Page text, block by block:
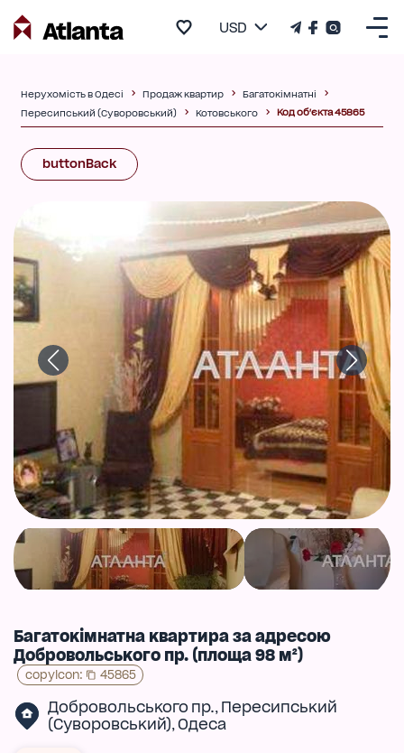
USD
Нерухомість в Одесі Продаж квартир
Багатокімнатні
Пересипський (Суворовський)
Котовського Код об'єкта 45865
buttonBack
Багатокімнатна квартира за адресою
Добровольського пр. (площа 98 м²)
copyIcon: 45865
Добровольського пр., Пересипський
(Суворовський),Одеса